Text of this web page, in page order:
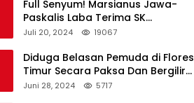
Full Senyum! Marsianus Jawa-
Paskalis Laba Terima SK
Dukungan Resmi Untuk Pilkada
Juli 20, 2024 19067
Diduga Belasan Pemuda di Flores
Timur Secara Paksa Dan Bergilir
Setubuhi Gadis di Bawah Umur
Juni 28, 2024 5717